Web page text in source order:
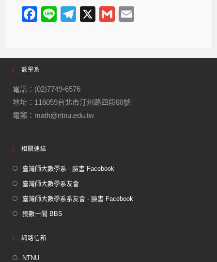
F
e
b
o
o
k
Li
T
gr
m
X
G
數學系
電話：(02)7749-6576
地址：116059台北市汀州路四段88號
電郵：math@ntnu.edu.tw
相關連結
臺灣師大數學系 - 臉書 Facebook
臺灣師大數學系友會
臺灣師大數學系系友會 - 臉書 Facebook
獨數一閣 BBS
網路信箱
NTNU